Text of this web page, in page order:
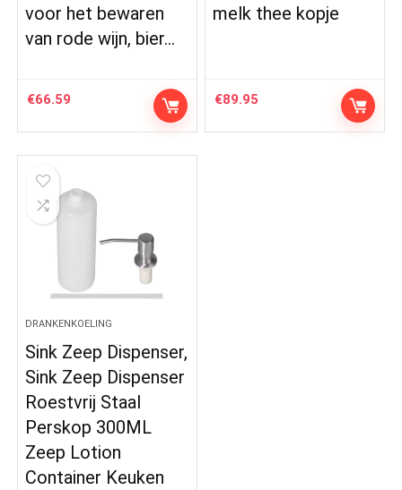
voor het bewaren
van rode wijn, bier…
€66.59
melk thee kopje
€89.95
DRANKENKOELING
Sink Zeep Dispenser,
Sink Zeep Dispenser
Roestvrij Staal
Perskop 300ML
Zeep Lotion
Container Keuken